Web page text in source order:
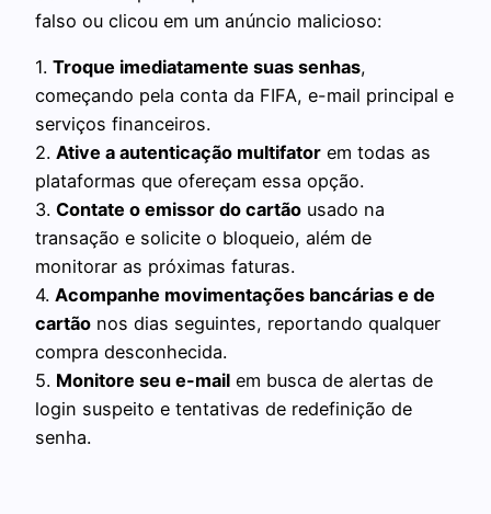
falso ou clicou em um anúncio malicioso:
1. Troque imediatamente suas senhas,
começando pela conta da FIFA, e-mail principal e
serviços financeiros.
2. Ative a autenticação multifator em todas as
plataformas que ofereçam essa opção.
3. Contate o emissor do cartão usado na
transação e solicite o bloqueio, além de
monitorar as próximas faturas.
4. Acompanhe movimentações bancárias e de
cartão nos dias seguintes, reportando qualquer
compra desconhecida.
5. Monitore seu e-mail em busca de alertas de
login suspeito e tentativas de redefinição de
senha.